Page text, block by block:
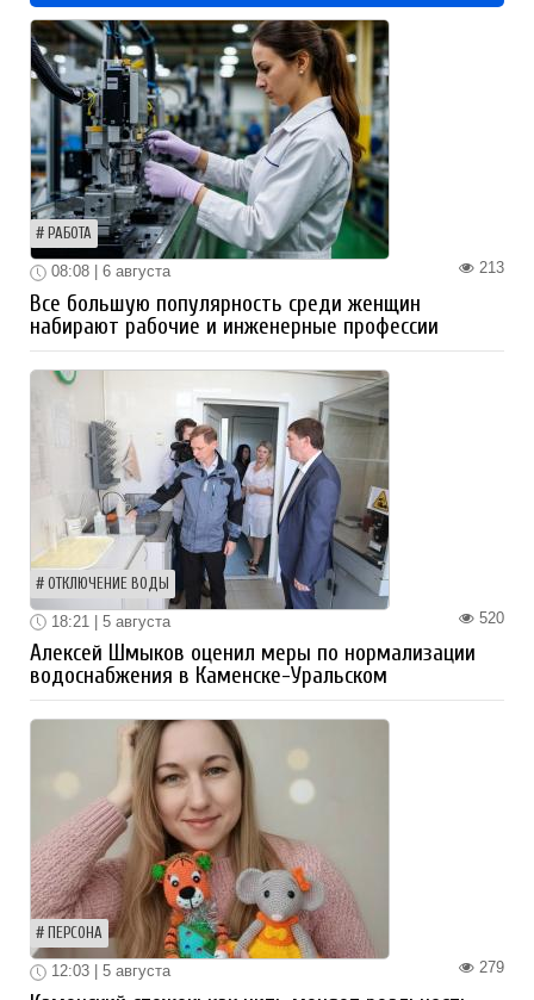
РАБОТА
213
08:08 | 6 августа
Все большую популярность среди женщин
набирают рабочие и инженерные профессии
ОТКЛЮЧЕНИЕ ВОДЫ
520
18:21 | 5 августа
Алексей Шмыков оценил меры по нормализации
водоснабжения в Каменске-Уральском
ПЕРСОНА
279
12:03 | 5 августа